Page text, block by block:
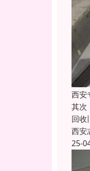
西安
其次
回收
西安
25-